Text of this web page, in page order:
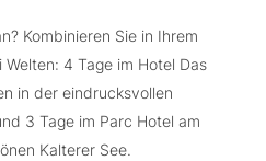
Kombinieren Sie in Ihrem
4 Tage im Hotel Das
in der eindrucksvollen
3 Tage im Parc Hotel am
Kalterer See.